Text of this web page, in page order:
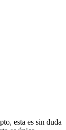
esta es sin duda